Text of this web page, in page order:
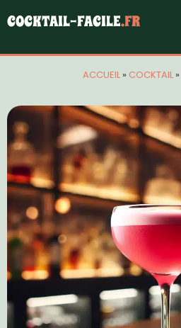
COCKTAIL-FACILE.FR
ACCUEIL» COCKTAIL»